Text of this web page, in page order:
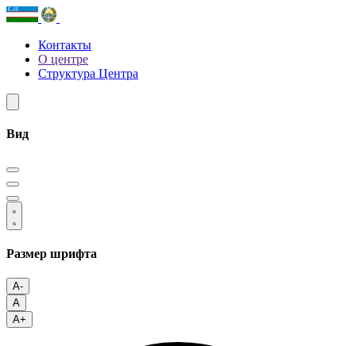
Контакты
О центре
Структура Центра
Вид
Размер шрифта
A-
A
A+